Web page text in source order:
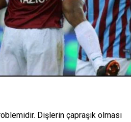
Dişlerin çapraşık olması